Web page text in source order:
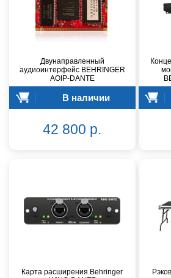
Двунаправленный
аудиоинтерфейс BEHRINGER
AOIP-DANTE
В наличии
42 800 р.
Карта расширения Behringer